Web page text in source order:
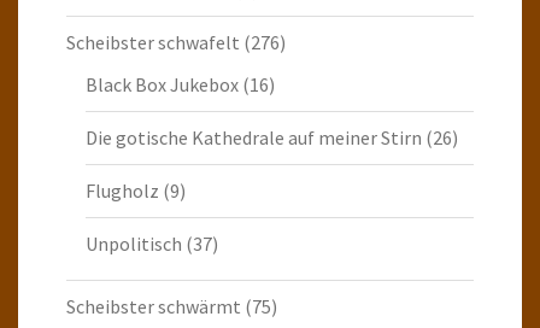
Scheibster schwafelt (276)
Black Box Jukebox (16)
Die gotische Kathedrale auf meiner Stirn (26)
Flugholz (9)
Unpolitisch (37)
Scheibster schwärmt (75)